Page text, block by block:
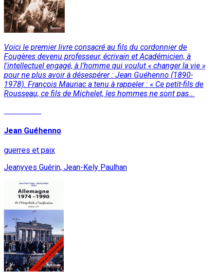
Voici le premier livre consacré au fils du cordonnier de
Fougères devenu professeur, écrivain et Académicien, à
l'intellectuel engagé, à l'homme qui voulut « changer la vie »
pour ne plus avoir à désespérer : Jean Guéhenno (1890-
1978). François Mauriac a tenu à rappeler : « Ce petit-fils de
Rousseau, ce fils de Michelet, les hommes ne sont pas...
Jean Guéhenno
guerres et paix
Jeanyves Guérin, Jean-Kely Paulhan